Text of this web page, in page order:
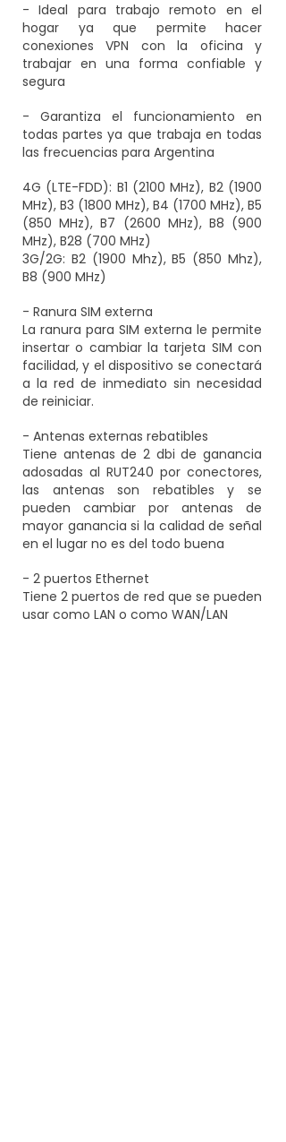
- Ideal para trabajo remoto en el
hogar ya que permite hacer
conexiones VPN con la oficina y
trabajar en una forma confiable y
segura
- Garantiza el funcionamiento en
todas partes ya que trabaja en todas
las frecuencias para Argentina
4G (LTE-FDD): B1 (2100 MHz), B2 (1900
MHz), B3 (1800 MHz), B4 (1700 MHz), B5
(850 MHz), B7 (2600 MHz), B8 (900
MHz), B28 (700 MHz)
3G/2G: B2 (1900 Mhz), B5 (850 Mhz),
B8 (900 MHz)
- Ranura SIM externa
La ranura para SIM externa le permite
insertar o cambiar la tarjeta SIM con
facilidad, y el dispositivo se conectará
a la red de inmediato sin necesidad
de reiniciar.
- Antenas externas rebatibles
Tiene antenas de 2 dbi de ganancia
adosadas al RUT240 por conectores,
las antenas son rebatibles y se
pueden cambiar por antenas de
mayor ganancia si la calidad de señal
en el lugar no es del todo buena
- 2 puertos Ethernet
Tiene 2 puertos de red que se pueden
usar como LAN o como WAN/LAN